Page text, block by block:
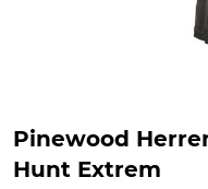
Pinewood
Hunt Extrem